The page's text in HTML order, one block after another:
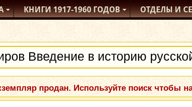
КНИГИ1917-1960ГОДОВ ОТДЕЛЫИ
продан. Используйте поиск чтобы